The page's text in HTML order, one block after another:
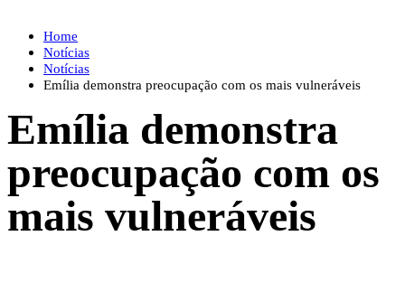
Home
Notícias
Notícias
Emília demonstra preocupação com os mais vulneráveis
Emília demonstra
preocupação com os
mais vulneráveis